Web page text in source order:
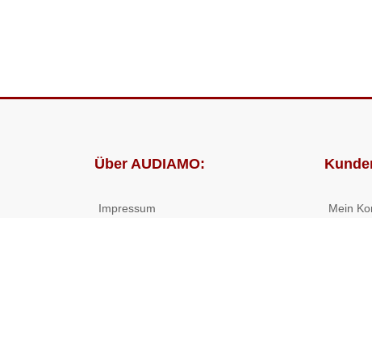
Über AUDIAMO:
Impressum
Mein